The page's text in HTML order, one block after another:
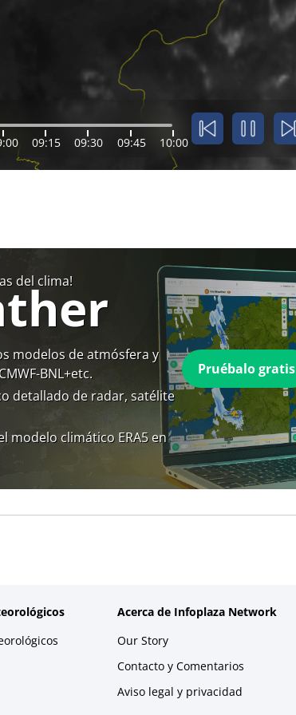
09:15 09:30 09:45 10:00
del clima!
modelos de atmósfera y
BNL+etc.
detallado de radar, satélite
modelo climático ERA5 en
Pruébalo gratis
Acerca de Infoplaza Network
Our Story
Contacto y Comentarios
Aviso legal y privacidad